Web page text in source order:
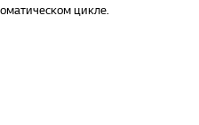
цикле.